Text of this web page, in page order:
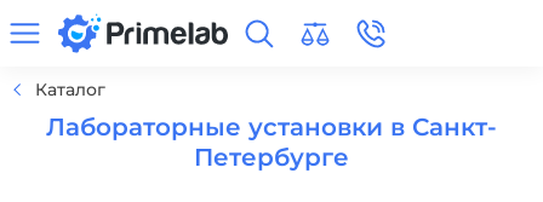
Каталог
Лабораторные установки в Санкт-
Петербурге